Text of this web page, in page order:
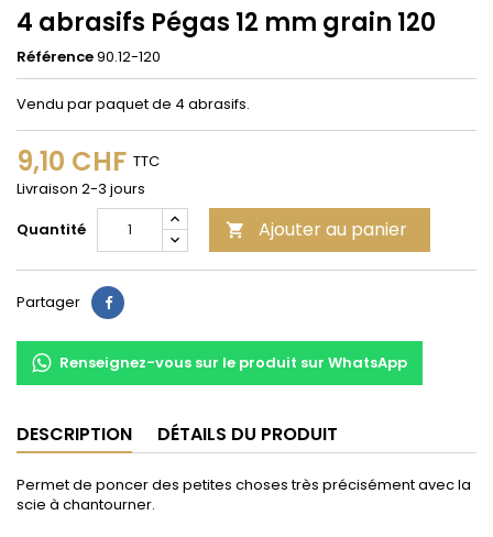
4 abrasifs Pégas 12 mm grain 120
Référence90.12-120
Vendu par paquet de 4 abrasifs.
9,10 CHF TTC
Livraison 2-3 jours
Quantité
 Ajouter au panier
Partager Partager
Renseignez-vous sur le produit sur WhatsApp
DESCRIPTION DÉTAILS DU PRODUIT
Permet de poncer des petites choses très précisément avec la
scie à chantourner.